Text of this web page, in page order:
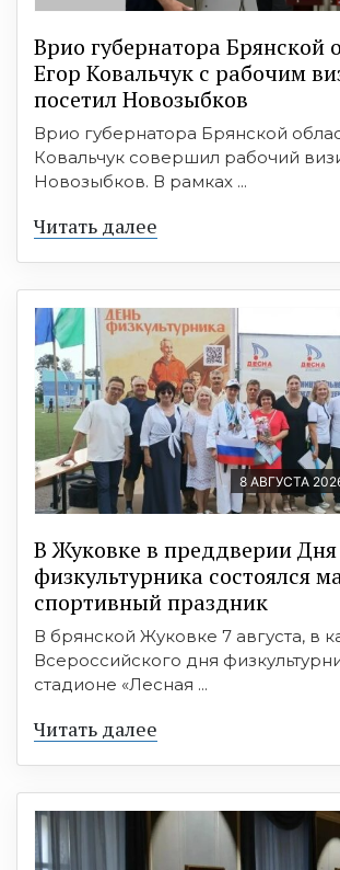
Врио губернатора Брянской
Егор Ковальчук с рабочим
посетил Новозыбков
Врио губернатора Брянской
Ковальчук совершил рабочий
Новозыбков. В рамках ...
Читать далее
8 АВГУСТА
В Жуковке в преддверии Дня
физкультурника состоялся
спортивный праздник
В брянской Жуковке 7 августа, в
Всероссийского дня
стадионе «Лесная ...
Читать далее